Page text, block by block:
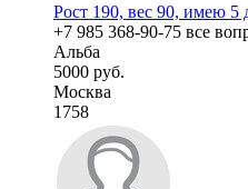
Рост 190, вес 90, имею 5
+7 985 368-90-75 все
Альба
5000 руб.
Москва
1758